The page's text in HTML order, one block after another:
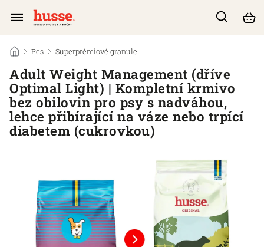
/ Pes / Superprémiové granule
Adult Weight Management (dříve
Optimal Light) | Kompletní krmivo
bez obilovin pro psy s nadváhou,
lehce přibírající na váze nebo trpící
diabetem (cukrovkou)